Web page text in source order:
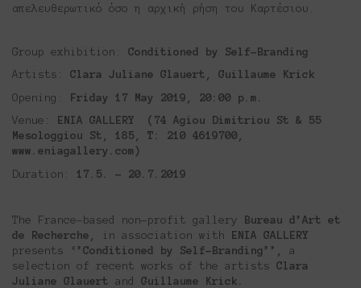
απελευθερωτικό όσο η αρχική ρήση του Καρτέσιου.
Group exhibition: Conditioned by Self-Branding
Artists: Clara Juliane Glauert , Guillaume Krick
Opening:
Friday 17 May 2019, 20:00 p.m.
Venue:
ENIA GALLERY ( 74 Agiou Dimitriou St & 55
Mesologgiou St , 185 , Τ: 210 4619700,
www.eniagallery.com)
Duration:
17.5. – 20.7.2019
The France-based non-profit gallery Bureau d’Art et
de Recherche,
in association with ΕΝΙΑ GALLERY
presents
‘’ Conditioned by Self-Branding’’,
a
selection of recent works of the artists Clara
Juliane Glauert and Guillaume Krick.